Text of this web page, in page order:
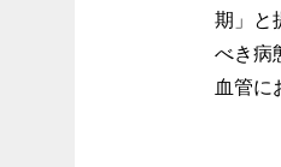
期」と
べき病
血管に